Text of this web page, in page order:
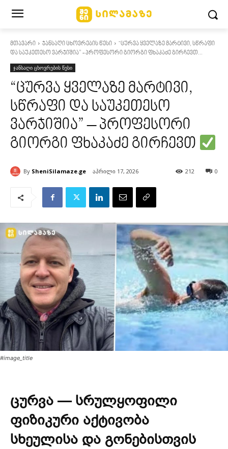
მთავარი ჯანსაღი ცხოვრების წესი
"ცურვა ყველაზე მარტივი, სწრაფი
და საუკეთესო ვარჯიშია” - პროფესორი გიორგი ფხაკაძე გირჩევთ...
ჯანსაღი ცხოვრების წესი
“ცურვა ყველაზე მარტივი,
სწრაფი და საუკეთესო
ვარჯიშია” – პროფესორი
გიორგი ფხაკაძე გირჩევთ
By SheniSilamaze.ge აპრილი 17, 2026 0
212
#image_title
ცურვა — სრულყოფილი
ფიზიკური აქტივობა
სხეულისა და გონებისთვის